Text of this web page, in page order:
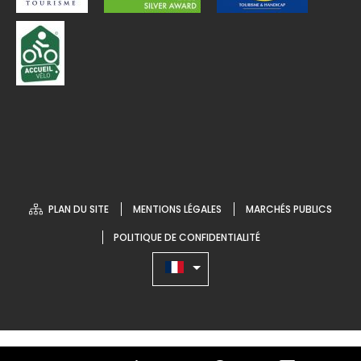
PLAN DU SITE MENTIONS LÉGALES MARCHÉS PUBLICS
POLITIQUE DE CONFIDENTIALITÉ